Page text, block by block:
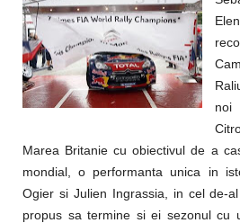
noi
Marea Britanie cu obiectivul de a
mondial, o performanta unica in
Ogier si Julien Ingrassia, in cel de-
propus sa termine si ei sezonul cu